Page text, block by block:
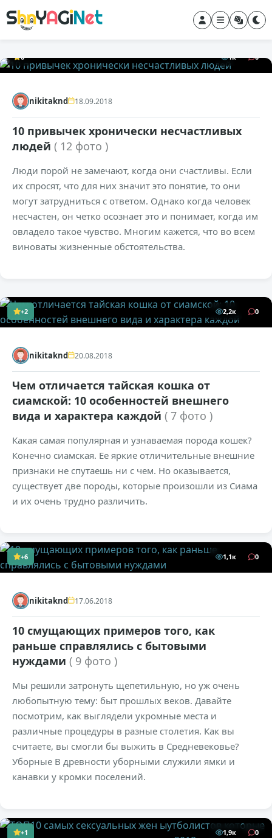
0 1к 0
nikitaknd 18.09.2018
10 привычек хронически несчастливых
людей ( 12 фото )
Люди порой не замечают, когда они счастливы. Если
их спросят, что для них значит это понятие, то они
могут затрудниться с ответом. Однако когда человек
несчастен, он четко осознает это и понимает, когда им
овладело такое чувство. Многим кажется, что во всем
виноваты жизненные обстоятельства.
+2 2,2к 0
nikitaknd 20.08.2018
Чем отличается тайская кошка от
сиамской: 10 особенностей внешнего
вида и характера каждой ( 7 фото )
Какая самая популярная и узнаваемая порода кошек?
Конечно сиамская. Ее яркие отличительные внешние
признаки не спутаешь ни с чем. Но оказывается,
существует две породы, которые произошли из Сиама
и их очень трудно различить.
+6 1,1к 0
nikitaknd 17.06.2018
10 смущающих примеров того, как
раньше справлялись с бытовыми
нуждами ( 9 фото )
Мы решили затронуть щепетильную, но уж очень
любопытную тему: быт прошлых веков. Давайте
посмотрим, как выглядели укромные места и
различные процедуры в разные столетия. Как вы
считаете, вы смогли бы выжить в Средневековье?
Уборные В древности уборными служили ямки и
канавки у кромки поселений.
+1 1,9к 0